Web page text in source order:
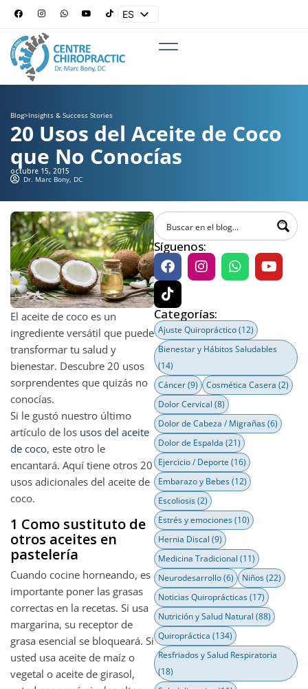
ES
Blog>Insights & Success Stories
20 Usos del Aceite de Coco
que No Conocías
octubre 15, 2015
Dr. Marc Bony, DC
El aceite de coco es un
ingrediente versátil que puede
transformar tu salud y
bienestar. Descubre 20 usos
sorprendentes que quizás no
conocías.
Si le gustó nuestro último
artículo de los usos del aceite
de coco, este otro le
encantará. Aquí tiene otros 20
usos adicionales del aceite de
coco.
1 Como sustituto de
otros aceites en
pastelería
Cuando cocine horneando, es
importante poner las grasas
correctas en la recetas. Si usa
margarina, su receptor de
grasa esencial se bloqueará. Si
usted usa aceite de maíz o
vegetal o aceite de girasol,
Síguenos:
Categorías:
Ajuste Quiropráctico(12)
Bienestar y Hábitos Saludables
(14)
Cáncer(9) Cosmética Casera (2)
Dolor Cervical (8)
Dolor de Cabeza / Migrañas(6)
Dolor de Espalda (21)
Ejercicio / Deporte (16)
Embarazo y Bebes(12)
Escoliosis(2)
Estrés y emociones(10)
Hernia Discal (9)
Medicina Tradicional (11)
Neurodesarrollo(6) Niños(22)
Noticias Quiroprácticas(17)
Nutrición y Salud Natural (88)
Quiropráctica (134)
Resfriados y Salud Respiratoria
(18)